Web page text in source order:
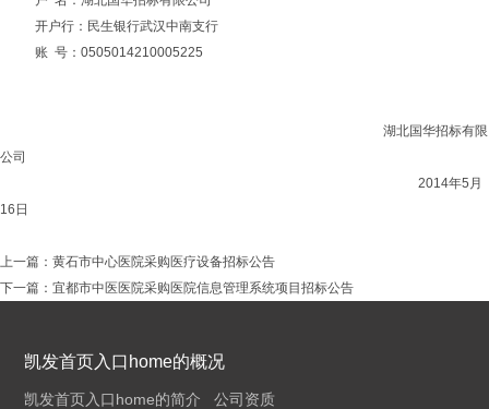
开户行：民生银行武汉中南支行
账 号：0505014210005225
湖北国华招标有限
公司
2014年5月
16日
上一篇： 黄石市中心医院采购医疗设备招标公告
下一篇： 宜都市中医医院采购医院信息管理系统项目招标公告
凯发首页入口home的概况
凯发首页入口home的简介
公司资质